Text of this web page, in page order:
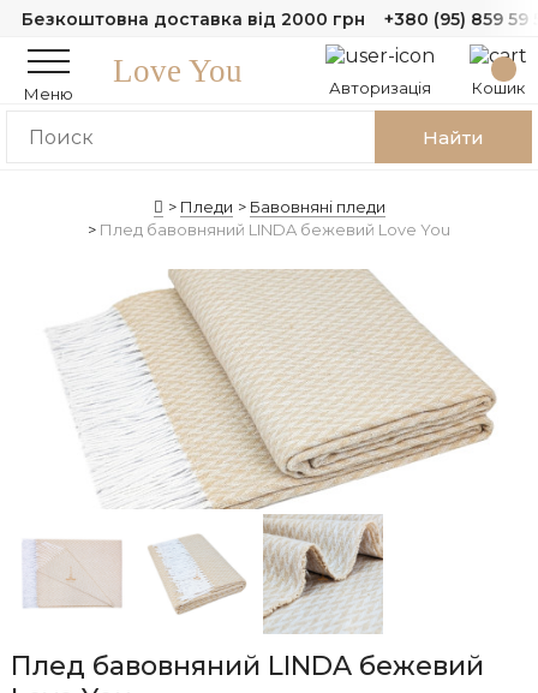
Безкоштовна доставка від 2000 грн +380 (95) 859 59
Меню
Love You Авторизація Кошик
Найти
Пледи
Бавовняні пледи
Плед бавовняний LINDA бежевий Love You
Плед бавовняний LINDA бежевий